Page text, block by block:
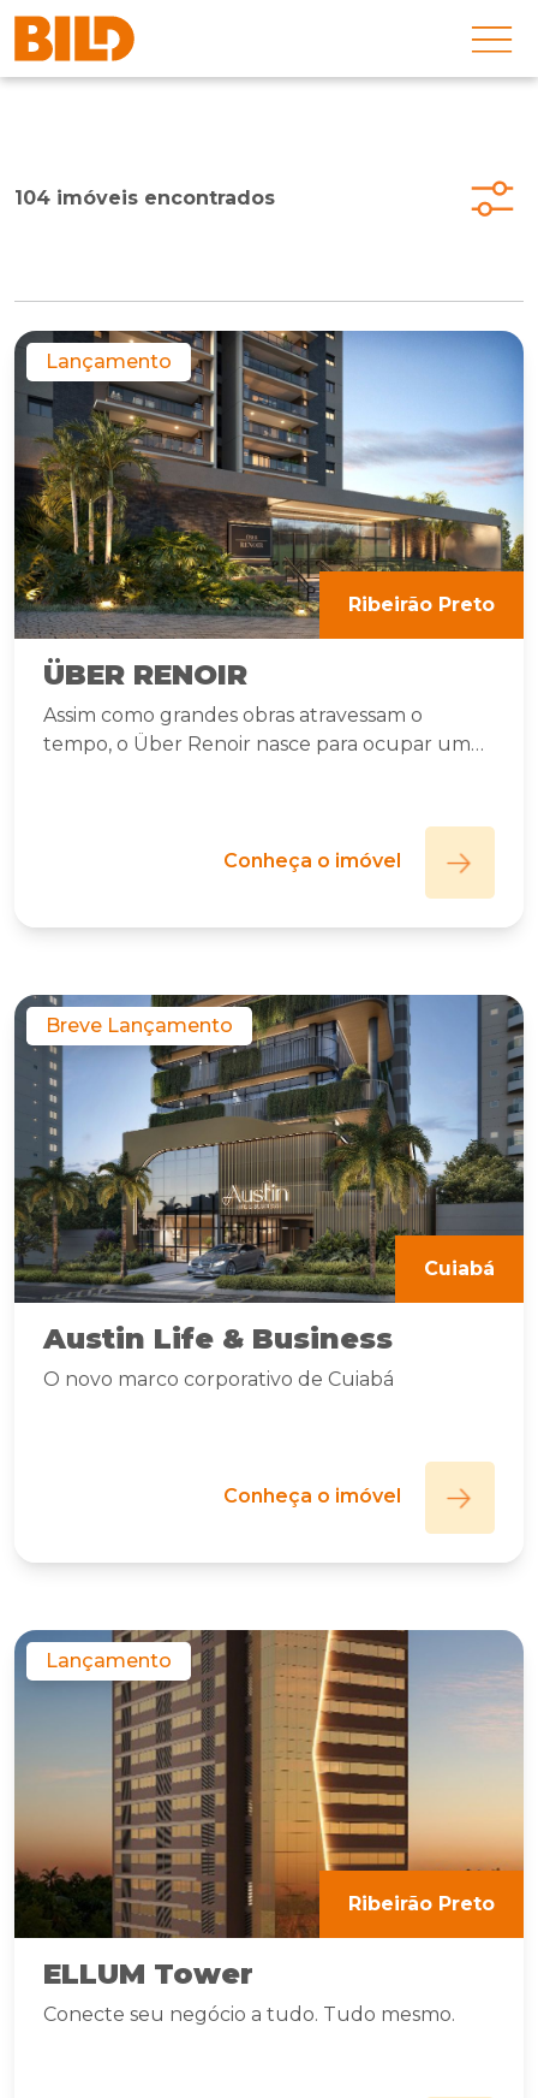
104 imóveis encontrados
Lançamento
Ribeirão Preto
ÜBER RENOIR
Assim como grandes obras atravessam o
tempo, o Über Renoir nasce para ocupar um
Conheça o imóvel
Breve Lançamento
Cuiabá
Austin Life & Business
O novo marco corporativo de Cuiabá
Conheça o imóvel
Lançamento
Ribeirão Preto
ELLUM Tower
Conecte seu negócio a tudo. Tudo mesmo.